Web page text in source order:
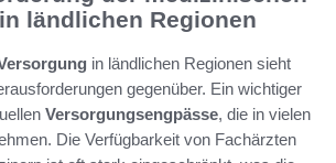
ländlichen Regionen
in ländlichen Regionen sieht
gegenüber. Ein wichtiger
Versorgungsengpässe, die in vielen
Die Verfügbarkeit von Fachärzten